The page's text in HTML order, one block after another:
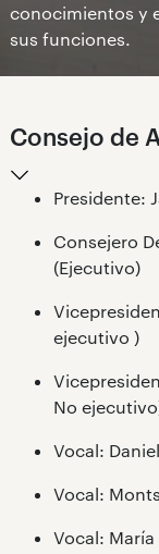
conocimientos y
sus funciones.
Consejo de
Presidente:
Consejero
(Ejecutivo)
ejecutivo )
No
Vocal:
Vocal:
Vocal: